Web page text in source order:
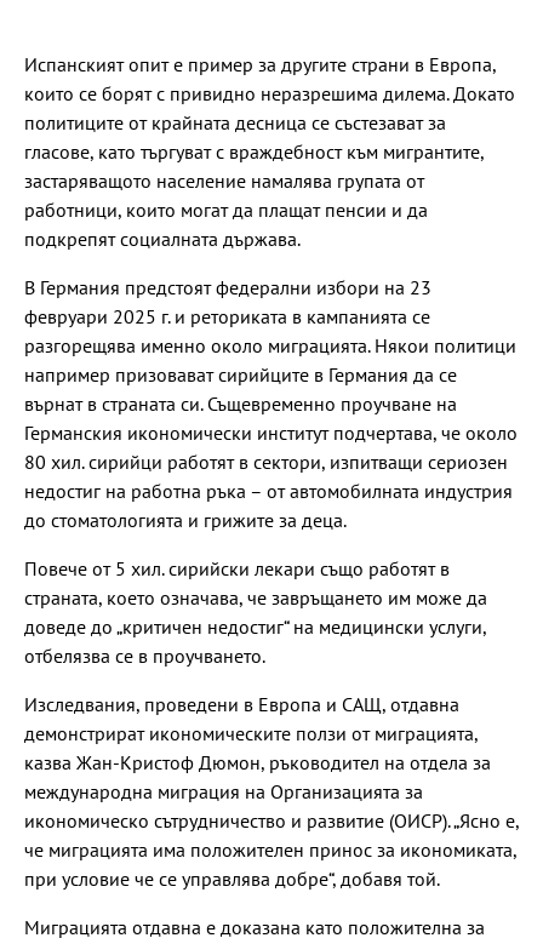
Испанският опит е пример за другите страни в Европа,
които се борят с привидно неразрешима дилема. Докато
политиците от крайната десница се състезават за
гласове, като търгуват с враждебност към мигрантите,
застаряващото население намалява групата от
работници, които могат да плащат пенсии и да
подкрепят социалната държава.
В Германия предстоят федерални избори на 23
февруари 2025 г. и реториката в кампанията се
разгорещява именно около миграцията. Някои политици
например призовават сирийците в Германия да се
върнат в страната си. Същевременно проучване на
Германския икономически институт подчертава, че около
80 хил. сирийци работят в сектори, изпитващи сериозен
недостиг на работна ръка – от автомобилната индустрия
до стоматологията и грижите за деца.
Повече от 5 хил. сирийски лекари също работят в
страната, което означава, че завръщането им може да
доведе до „критичен недостиг“ на медицински услуги,
отбелязва се в проучването.
Изследвания, проведени в Европа и САЩ, отдавна
демонстрират икономическите ползи от миграцията,
казва Жан-Кристоф Дюмон, ръководител на отдела за
международна миграция на Организацията за
икономическо сътрудничество и развитие (ОИСР). „Ясно е,
че миграцията има положителен принос за икономиката,
при условие че се управлява добре“, добавя той.
Миграцията отдавна е доказана като положителна за